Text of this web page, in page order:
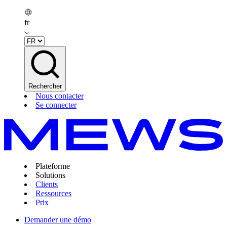
fr
Rechercher
Nous contacter
Se connecter
Plateforme
Solutions
Clients
Ressources
Prix
Demander une démo